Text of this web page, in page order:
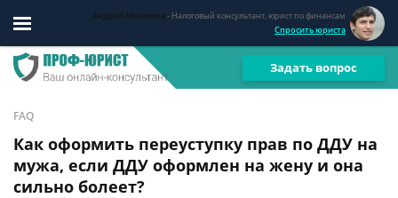
Андрей Мясников- Налоговый консультант, юрист по финансам
Спросить юриста
Задать вопрос
FAQ
Как оформить переуступку прав по ДДУ на
мужа, если ДДУ оформлен на жену и она
сильно болеет?